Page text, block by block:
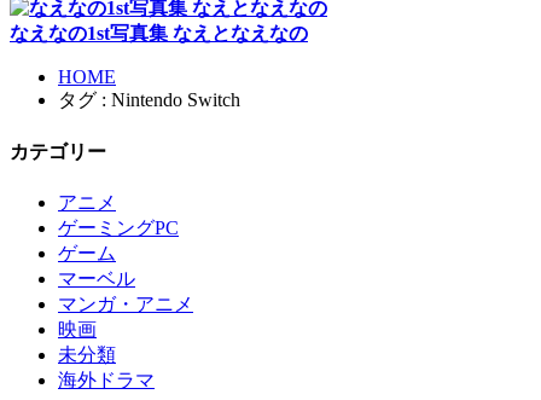
なえなの1st写真集 なえとなえなの
HOME
タグ : Nintendo Switch
カテゴリー
アニメ
ゲーミングPC
ゲーム
マーベル
マンガ・アニメ
映画
未分類
海外ドラマ